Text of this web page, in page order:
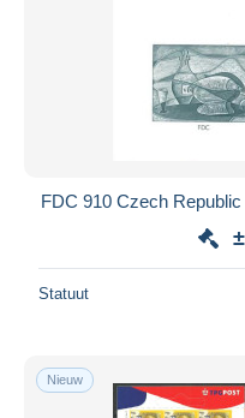
FDC 910 Czech
Statuut
Nieuw